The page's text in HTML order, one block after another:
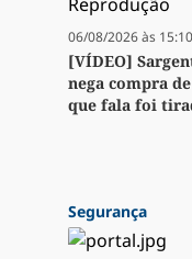
06/08/2026 às 15:10
[VÍDEO]
nega compra
que fala foi
Segurança